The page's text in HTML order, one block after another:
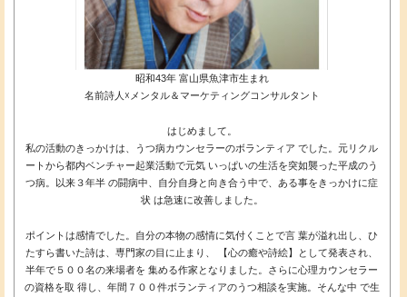
昭和43年 富山県魚津市生まれ
名前詩人☓メンタル＆マーケティングコンサルタント
はじめまして。
私の活動のきっかけは、うつ病カウンセラーのボランティア でした。元リクル
ートから都内ベンチャー起業活動で元気 いっぱいの生活を突如襲った平成のう
つ病。以来３年半 の闘病中、自分自身と向き合う中で、ある事をきっかけに症
状 は急速に改善しました。
ポイントは感情でした。自分の本物の感情に気付くことで言 葉が溢れ出し、ひ
たすら書いた詩は、専門家の目に止まり、 【心の癒や詩絵】として発表され、
半年で５００名の来場者を 集める作家となりました。さらに心理カウンセラー
の資格を取 得し、年間７００件ボランティアのうつ相談を実施。そんな中 で生